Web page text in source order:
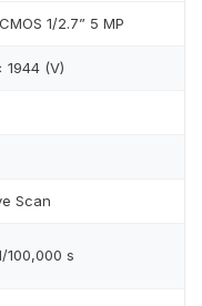
1/2.7” 5 MP
1944 (V)
Scan
100,000 s